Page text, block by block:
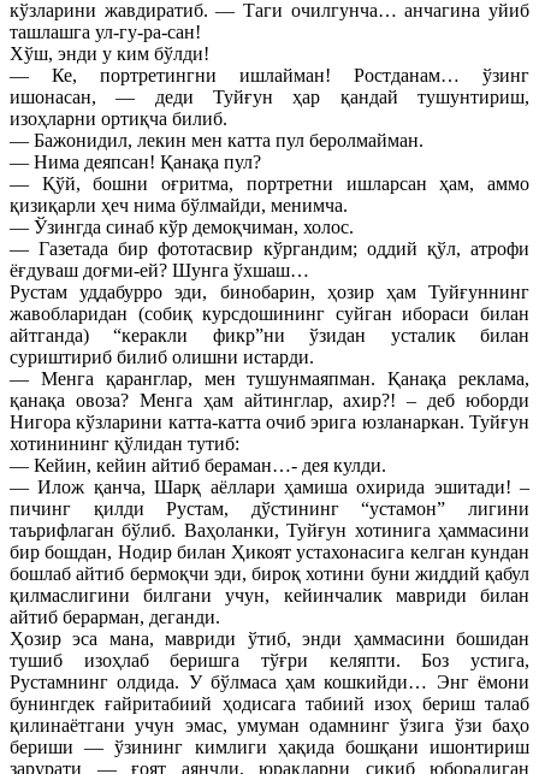
кўзларини жавдиратиб. — Таги очилгунча… анчагина уйиб
ташлашга ул-гу-ра-сан!
Хўш, энди у ким бўлди!
— Ке, портретингни ишлайман! Ростданам… ўзинг
ишонасан, — деди Туйғун ҳар қандай тушунтириш,
изоҳларни ортиқча билиб.
— Бажонидил, лекин мен катта пул беролмайман.
— Нима деяпсан! Қанақа пул?
— Қўй, бошни оғритма, портретни ишларсан ҳам, аммо
қизиқарли ҳеч нима бўлмайди, менимча.
— Ўзингда синаб кўр демоқчиман, холос.
— Газетада бир фототасвир кўргандим; оддий қўл, атрофи
ёғдуваш доғми-ей? Шунга ўхшаш…
Рустам уддабурро эди, бинобарин, ҳозир ҳам Туйғуннинг
жавобларидан (собиқ курсдошининг суйган ибораси билан
айтганда) “керакли фикр”ни ўзидан усталик билан
суриштириб билиб олишни истарди.
— Менга қаранглар, мен тушунмаяпман. Қанақа реклама,
қанақа овоза? Менга ҳам айтинглар, ахир?! – деб юборди
Нигора кўзларини катта-катта очиб эрига юзланаркан. Туйғун
хотинининг қўлидан тутиб:
— Кейин, кейин айтиб бераман…- дея кулди.
— Илож қанча, Шарқ аёллари ҳамиша охирида эшитади! –
пичинг қилди Рустам, дўстининг “устамон” лигини
таърифлаган бўлиб. Ваҳоланки, Туйғун хотинига ҳаммасини
бир бошдан, Нодир билан Ҳикоят устахонасига келган кундан
бошлаб айтиб бермоқчи эди, бироқ хотини буни жиддий қабул
қилмаслигини билгани учун, кейинчалик мавриди билан
айтиб берарман, деганди.
Ҳозир эса мана, мавриди ўтиб, энди ҳаммасини бошидан
тушиб изоҳлаб беришга тўғри келяпти. Боз устига,
Рустамнинг олдида. У бўлмаса ҳам кошкийди… Энг ёмони
бунингдек ғайритабиий ҳодисага табиий изоҳ бериш талаб
қилинаётгани учун эмас, умуман одамнинг ўзига ўзи баҳо
бериши — ўзининг кимлиги ҳақида бошқани ишонтириш
зарурати — ғоят аянчли, юракларни сиқиб юборадиган